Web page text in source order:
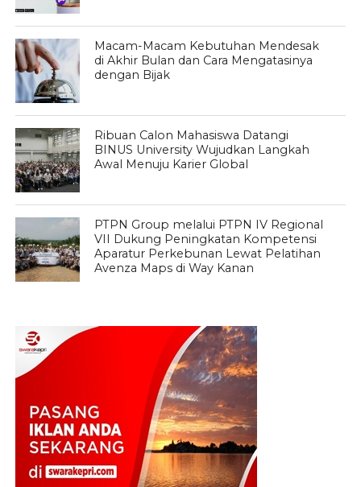
Macam-Macam Kebutuhan Mendesak
di Akhir Bulan dan Cara Mengatasinya
dengan Bijak
Ribuan Calon Mahasiswa Datangi
BINUS University Wujudkan Langkah
Awal Menuju Karier Global
PTPN Group melalui PTPN IV Regional
VII Dukung Peningkatan Kompetensi
Aparatur Perkebunan Lewat Pelatihan
Avenza Maps di Way Kanan